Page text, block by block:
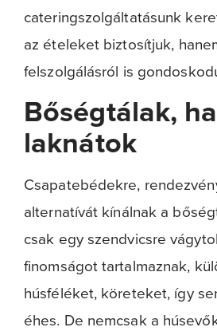
cateringszolgáltatásunk
az ételeket biztosítjuk,
felszolgálásról is
Bőségtálak,
laknátok
Csapatebédekre,
alternatívát kínálnak a
csak egy szendvicsre
finomságot tartalmaznak,
húsféléket, köreteket, így
éhes. De nemcsak a